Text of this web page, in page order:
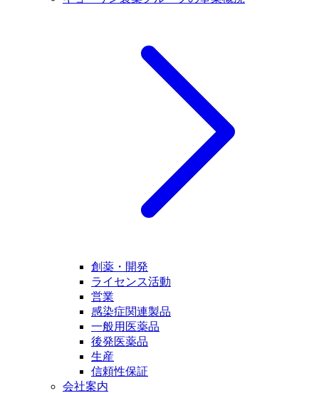
創薬・開発
ライセンス活動
営業
感染症関連製品
一般用医薬品
後発医薬品
生産
信頼性保証
会社案内